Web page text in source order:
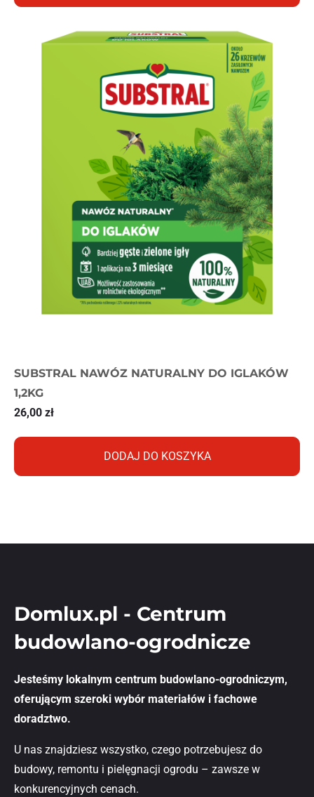
SUBSTRAL NAWÓZ NATURALNY DO IGLAKÓW
1,2KG
26,00 zł
DODAJ DO KOSZYKA
Domlux.pl - Centrum
budowlano-ogrodnicze
Jesteśmy lokalnym centrum budowlano-ogrodniczym,
oferującym szeroki wybór materiałów i fachowe
doradztwo.
U nas znajdziesz wszystko, czego potrzebujesz do
budowy, remontu i pielęgnacji ogrodu – zawsze w
konkurencyjnych cenach.